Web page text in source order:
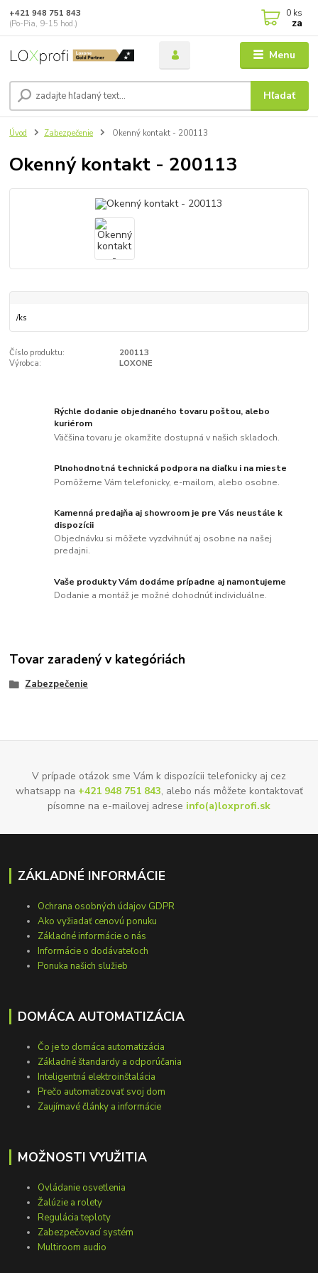
Menu
Hľadať
+421 948 751 843
(Po-Pia, 9-15 hod.)
0 ks
za
Úvod Zabezpečenie Okenný kontakt - 200113
Okenný kontakt - 200113
/ks
Číslo produktu:
200113
Výrobca:
LOXONE
Rýchle dodanie objednaného tovaru poštou, alebo
kuriérom
Väčšina tovaru je okamžite dostupná v našich skladoch.
Plnohodnotná technická podpora na diaľku i na mieste
Pomôžeme Vám telefonicky, e-mailom, alebo osobne.
Kamenná predajňa aj showroom je pre Vás neustále k
dispozícii
Objednávku si môžete vyzdvihnúť aj osobne na našej
predajni.
Vaše produkty Vám dodáme prípadne aj namontujeme
Dodanie a montáž je možné dohodnúť individuálne.
Tovar zaradený v kategóriách
Zabezpečenie
V prípade otázok sme Vám k dispozícii telefonicky aj cez
whatsapp na +421 948 751 843, alebo nás môžete kontaktovať
písomne na e-mailovej adrese info(a)loxprofi.sk
ZÁKLADNÉ INFORMÁCIE
Ochrana osobných údajov GDPR
Ako vyžiadať cenovú ponuku
Základné informácie o nás
Informácie o dodávateľoch
Ponuka našich služieb
DOMÁCA AUTOMATIZÁCIA
Čo je to domáca automatizácia
Základné štandardy a odporúčania
Inteligentná elektroinštalácia
Prečo automatizovať svoj dom
Zaujímavé články a informácie
MOŽNOSTI VYUŽITIA
Ovládanie osvetlenia
Žalúzie a rolety
Regulácia teploty
Zabezpečovací systém
Multiroom audio